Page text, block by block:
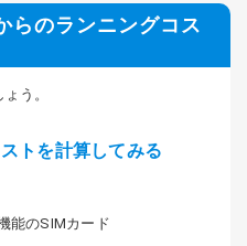
らのランニングコス
う。
トを計算してみる
能のSIMカード